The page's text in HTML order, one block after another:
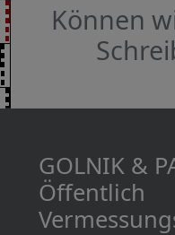
Können
GOLNIK &